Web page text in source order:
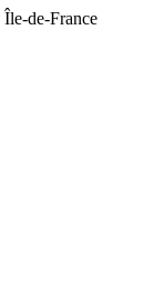
Île-de-France